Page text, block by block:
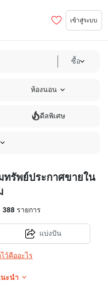
เข้าสู่ระบบ
ซื้อ
ห้องนอน
ดีลพิเศษ
ทรัพย์ประกาศขายใน
388รายการ
ว้คืออะไร
แบ่งปัน
ะนำ